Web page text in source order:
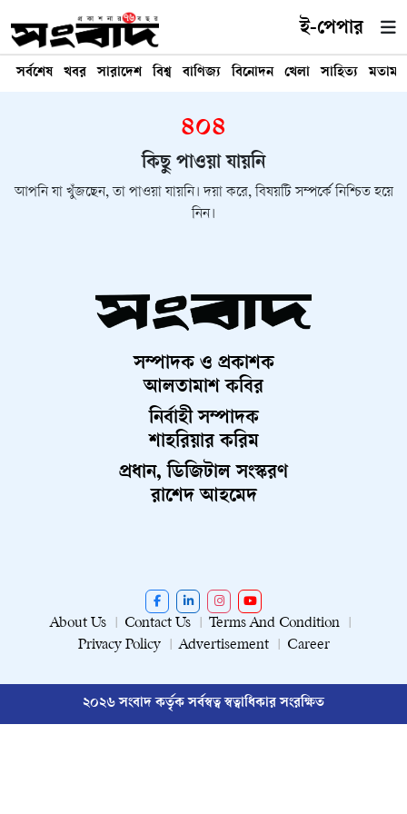
ই-পেপার
সর্বশেষ খবর সারাদেশ বিশ্ব বাণিজ্য বিনোদন খেলা সাহিত্য মতামত
৪০৪
কিছু পাওয়া যায়নি
আপনি যা খুঁজছেন, তা পাওয়া যায়নি। দয়া করে, বিষয়টি সম্পর্কে নিশ্চিত হয়ে
নিন।
সম্পাদক ও প্রকাশক
আলতামাশ কবির
নির্বাহী সম্পাদক
শাহরিয়ার করিম
প্রধান, ডিজিটাল সংস্করণ
রাশেদ আহমেদ
About Us Contact Us
Terms And Condition
Privacy Policy
Advertisement Career
২০২৬ সংবাদ কর্তৃক সর্বস্বত্ব স্বত্বাধিকার সংরক্ষিত